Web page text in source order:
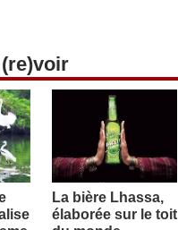
La bière Lhassa,
élaborée sur le toit